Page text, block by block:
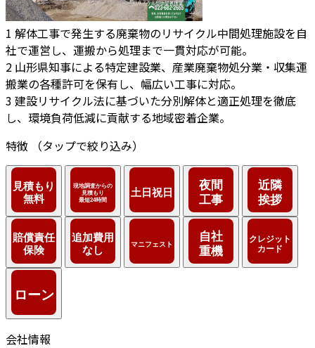
1 解体工事で発生する廃棄物のリサイクル中間処理施設を自
社で運営し、運搬から処理まで一貫対応が可能。
2 山形県知事による特定建設業、産業廃棄物処分業・収集運
搬業の各種許可を保有し、幅広い工事に対応。
3 建設リサイクル法に基づいた分別解体と適正処理を徹底
し、環境負荷低減に貢献する地域密着企業。
特徴
（タップで絞り込み）
会社情報